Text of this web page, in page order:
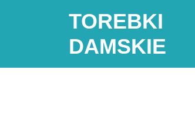
TOREBKI
DAMSKIE